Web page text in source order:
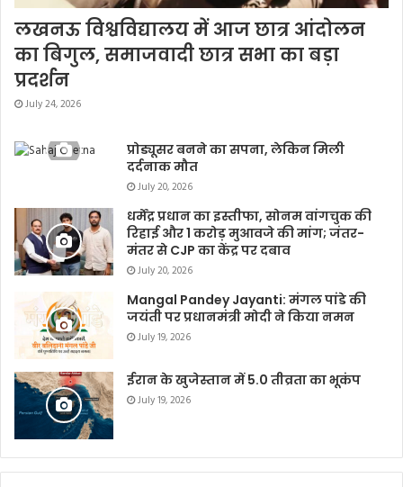
लखनऊ विश्वविद्यालय में आज छात्र आंदोलन
का बिगुल, समाजवादी छात्र सभा का बड़ा
प्रदर्शन
July 24, 2026
प्रोड्यूसर बनने का सपना, लेकिन मिली
दर्दनाक मौत
July 20, 2026
धर्मेंद्र प्रधान का इस्तीफा, सोनम वांगचुक की
रिहाई और 1 करोड़ मुआवजे की मांग; जंतर-
मंतर से CJP का केंद्र पर दबाव
July 20, 2026
Mangal Pandey Jayanti: मंगल पांडे की
जयंती पर प्रधानमंत्री मोदी ने किया नमन
July 19, 2026
ईरान के खुजेस्तान में 5.0 तीव्रता का भूकंप
July 19, 2026